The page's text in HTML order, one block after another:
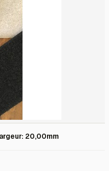
20,00mm